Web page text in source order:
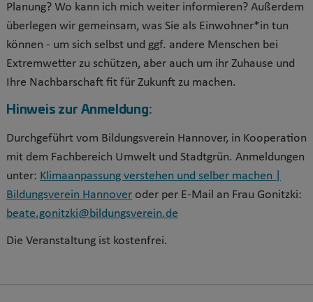
Planung? Wo kann ich mich weiter informieren? Außerdem
überlegen wir gemeinsam, was Sie als Einwohner*in tun
können - um sich selbst und ggf. andere Menschen bei
Extremwetter zu schützen, aber auch um ihr Zuhause und
Ihre Nachbarschaft fit für Zukunft zu machen.
Hinweis zur Anmeldung:
Durchgeführt vom Bildungsverein Hannover, in Kooperation
mit dem Fachbereich Umwelt und Stadtgrün. Anmeldungen
unter: Klimaanpassung verstehen und selber machen |
Bildungsverein Hannover oder per E-Mail an Frau Gonitzki:
beate.gonitzki@bildungsverein.de
Die Veranstaltung ist kostenfrei.